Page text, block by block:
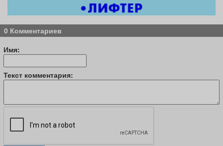
Я - пенсионер
0 Комментариев
Имя:
Текст комментария: